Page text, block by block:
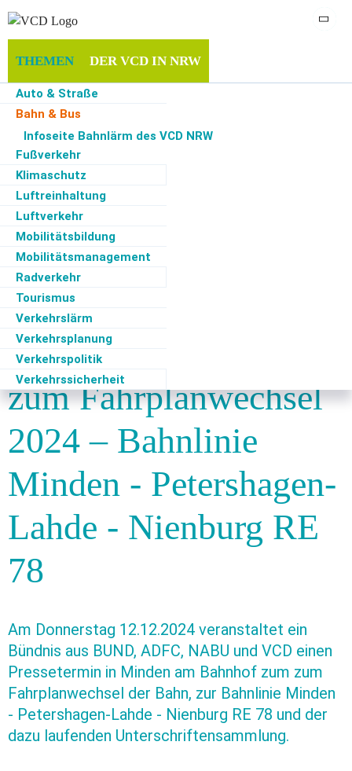
THEMEN
Auto & Straße
Bahn & Bus
Infoseite Bahnlärm des VCD NRW
Elektromobilität
Fußverkehr
Klimaschutz
Luftreinhaltung
Luftverkehr
Mobilitätsbildung
Mobilitätsmanagement
Radverkehr
Tourismus
Verkehrslärm
Verkehrsplanung
Verkehrspolitik
Verkehrssicherheit
DER VCD IN NRW
SERVICE
Start·Themen·Bahn & Bus
Bahnlinie Minden - Petershagen-Lahde - Nienburg RE 78
Bahn & Bus, Verkehrsplanung, Verkehrspolitik
Minden-Lübbecke Herford
Minden: Pressetermin
zum Fahrplanwechsel
2024 – Bahnlinie
Minden - Petershagen-
Lahde - Nienburg RE
78
Am Donnerstag 12.12.2024 veranstaltet ein
Bündnis aus BUND, ADFC, NABU und VCD einen
Pressetermin in Minden am Bahnhof zum zum
Fahrplanwechsel der Bahn, zur Bahnlinie Minden
- Petershagen-Lahde - Nienburg RE 78 und der
dazu laufenden Unterschriftensammlung.